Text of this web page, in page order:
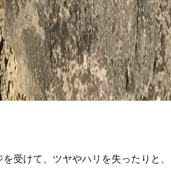
受けて、ツヤやハリを失ったりと、